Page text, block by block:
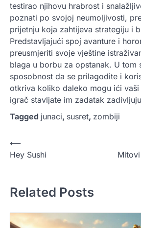
testirao njihovu hrabrost i
poznati po svojoj neumoljivosti,
prijetnju koja zahtijeva strategiju i
Predstavljajući spoj avanture i
preusmjeriti svoje vještine
blaga u borbu za opstanak. U tom
sposobnost da se prilagodite i
otkriva koliko daleko mogu ići
igrač stavljate im zadatak
Tagged junaci, susret, zombiji
P
o
t
a
⟵
Hey Sushi
Related Posts